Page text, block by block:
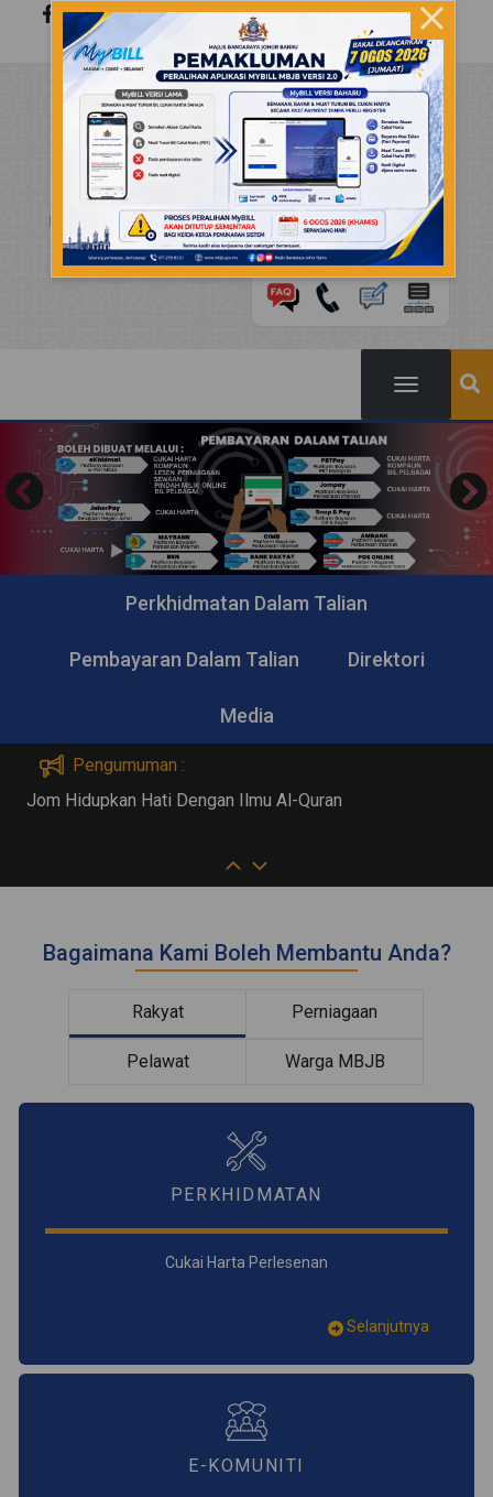
Langkau ke kandungan utama | 7 Ogos 2026
MS EN
PORTAL RASMI
MAJLIS BANDARAYA JOHOR
BAHRU
MEMPERKUKUH DAYA TAHAN JOHOR BAHRU KE ARAH BANDAR
RAYA BERTARAF ANTARABANGSA , BERBUDAYA DAN LESTARI
×
Perkhidmatan Dalam Talian
Pembayaran Dalam Talian Direktori
Media
Pengumuman :
Hati Dengan Ilmu Al-Quran
Bagaimana Kami Boleh Membantu Anda?
Rakyat Perniagaan
Pelawat Warga MBJB
PERKHIDMATAN
Cukai Harta Perlesenan
Selanjutnya
E-KOMUNITI